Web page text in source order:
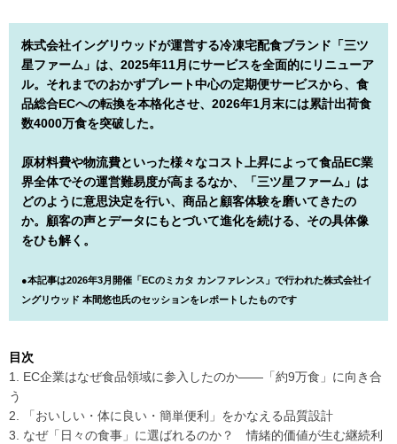
株式会社イングリウッドが運営する冷凍宅配食ブランド「三ツ
星ファーム」は、2025年11月にサービスを全面的にリニューア
ル。それまでのおかずプレート中心の定期便サービスから、食
品総合ECへの転換を本格化させ、2026年1月末には累計出荷食
数4000万食を突破した。
原材料費や物流費といった様々なコスト上昇によって食品EC業
界全体でその運営難易度が高まるなか、「三ツ星ファーム」は
どのように意思決定を行い、商品と顧客体験を磨いてきたの
か。顧客の声とデータにもとづいて進化を続ける、その具体像
をひも解く。
●本記事は2026年3月開催「ECのミカタ カンファレンス」で行われた株式会社イ
ングリウッド 本間悠也氏のセッションをレポートしたものです
目次
1. EC企業はなぜ食品領域に参入したのか――「約9万食」に向き合
う
2. 「おいしい・体に良い・簡単便利」をかなえる品質設計
3. なぜ「日々の食事」に選ばれるのか？ 情緒的価値が生む継続利